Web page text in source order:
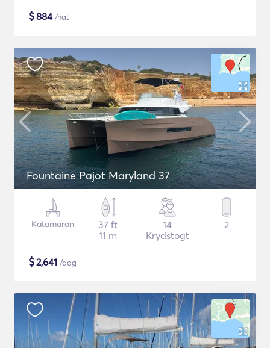
$884/nat
Fountaine Pajot Maryland 37
Katamaran
37 ft
11 m
14
Krydstogt
2
$2,641 /dag